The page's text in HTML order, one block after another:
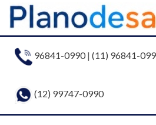
96841-0990| (11) 96841-
(12) 99747-0990